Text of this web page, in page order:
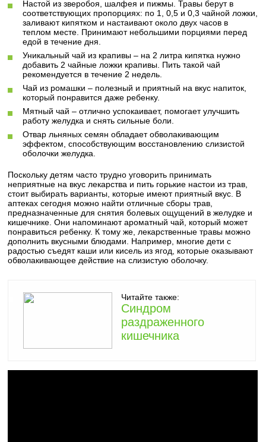
Настой из зверобоя, шалфея и пижмы. Травы берут в
соответствующих пропорциях: по 1, 0,5 и 0,3 чайной ложки,
заливают кипятком и настаивают около двух часов в
теплом месте. Принимают небольшими порциями перед
едой в течение дня.
Уникальный чай из крапивы – на 2 литра кипятка нужно
добавить 2 чайные ложки крапивы. Пить такой чай
рекомендуется в течение 2 недель.
Чай из ромашки – полезный и приятный на вкус напиток,
который понравится даже ребенку.
Мятный чай – отлично успокаивает, помогает улучшить
работу желудка и снять сильные боли.
Отвар льняных семян обладает обволакивающим
эффектом, способствующим восстановлению слизистой
оболочки желудка.
Поскольку детям часто трудно уговорить принимать
неприятные на вкус лекарства и пить горькие настои из трав,
стоит выбирать варианты, которые имеют приятный вкус. В
аптеках сегодня можно найти отличные сборы трав,
предназначенные для снятия болевых ощущений в желудке и
кишечнике. Они напоминают ароматный чай, который может
понравиться ребенку. К тому же, лекарственные травы можно
дополнить вкусными блюдами. Например, многие дети с
радостью съедят каши или кисель из ягод, которые оказывают
обволакивающее действие на слизистую оболочку.
Читайте также:
Синдром
раздраженного
кишечника